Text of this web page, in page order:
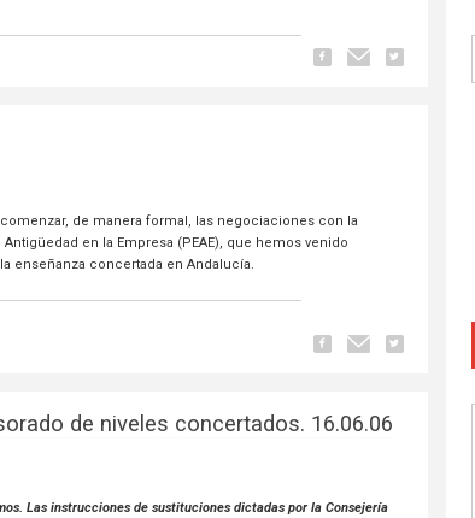
de manera formal, las negociaciones con la
en la Empresa (PEAE), que hemos venido
enseñanza concertada en Andalucía.
de niveles concertados. 16.06.06
Las instrucciones de sustituciones dictadas por la Consejería